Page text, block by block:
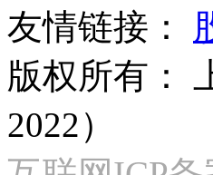
友情链接：
版权所有：
2022）